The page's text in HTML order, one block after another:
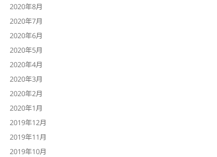
2020年8月
2020年7月
2020年6月
2020年5月
2020年4月
2020年3月
2020年2月
2020年1月
2019年12月
2019年11月
2019年10月